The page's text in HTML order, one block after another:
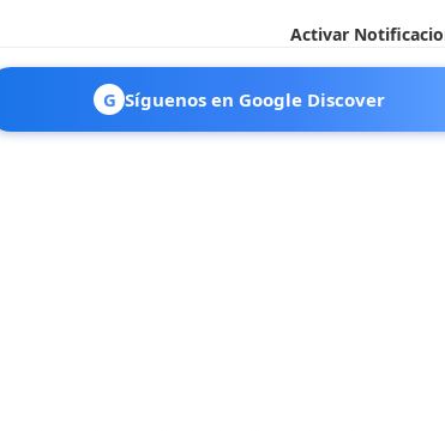
Activar
G Síguenos en Google Discover